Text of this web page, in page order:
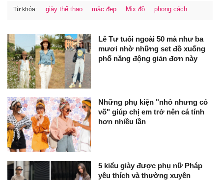
Từ khóa: giày thể thao mặc đẹp Mix đồ phong cách
Lê Tư tuổi ngoài 50 mà như ba
mươi nhờ những set đồ xuống
phố năng động giản đơn này
Những phụ kiện "nhỏ nhưng có
võ" giúp chị em trở nên cá tính
hơn nhiều lần
5 kiểu giày được phụ nữ Pháp
yêu thích và thường xuyên